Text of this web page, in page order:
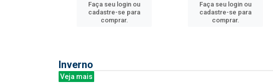
Faça seu login ou
cadastre-se para
comprar.
Faça seu login ou
cadastre-se para
comprar.
Inverno
Veja mais